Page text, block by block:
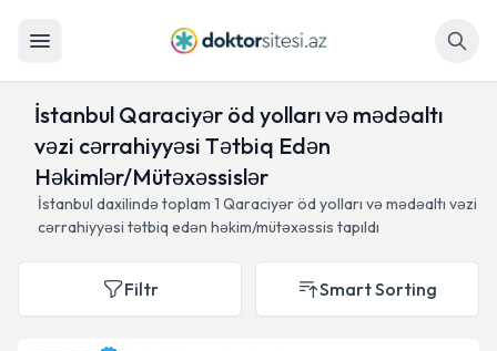
İstanbul Qaraciyər öd yolları və mədəaltı
vəzi cərrahiyyəsi Tətbiq Edən
Həkimlər/Mütəxəssislər
İstanbul daxilində toplam 1 Qaraciyər öd yolları və mədəaltı vəzi
cərrahiyyəsi tətbiq edən həkim/mütəxəssis tapıldı
Filtr Smart Sorting